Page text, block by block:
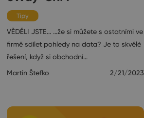
Tipy
VĚDĚLI JSTE… …že si můžete s ostatními ve
firmě sdílet pohledy na data? Je to skvělé
řešení, když si obchodní…
Martin Štefko
2/21/2023